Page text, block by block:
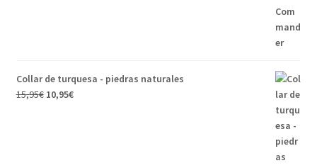
Collar de turquesa - piedras naturales
15,95€ 10,95€